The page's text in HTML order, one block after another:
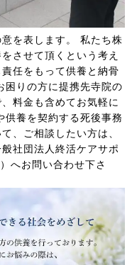
を表します。 私たち株
させて頂くという考え
任をもって供養と納骨
困りの方に提携先寺院の
料金も含めてお気軽に
供養を契約する死後事務
、ご相談したい方は、
社団法人終活ケアサポ
へお問い合わせ下さ